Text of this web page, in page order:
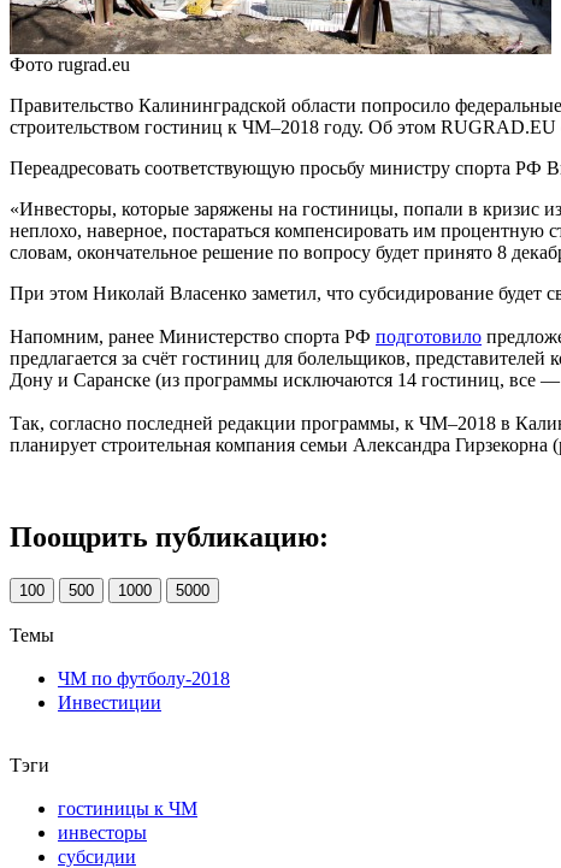
Фото rugrad.eu
Правительство Калининградской области попросило
строительством гостиниц к ЧМ–2018 году. Об этом
Переадресовать соответствующую просьбу министру спорта РФ
«Инвесторы, которые заряжены на гостиницы, попали в кризис
неплохо, наверное, постараться компенсировать им
словам, окончательное решение по вопросу будет принято 8
При этом Николай Власенко заметил, что субсидирование будет
Напомним, ранее Министерство спорта РФ подготовило
предлагается за счёт гостиниц для болельщиков,
Дону и Саранске (из программы исключаются 14 гостиниц, все —
Так, согласно последней редакции программы, к ЧМ–2018 в
планирует строительная компания семьи Александра
Поощрить публикацию:
100 500 1000 5000
Темы
ЧМ по футболу-2018
Инвестиции
Тэги
гостиницы к ЧМ
инвесторы
субсидии